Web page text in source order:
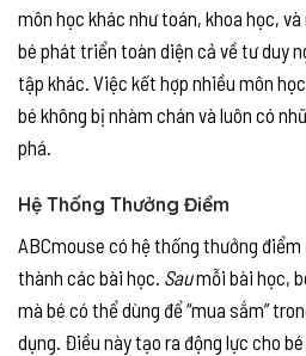
môn học khác như toán, khoa học,
bé phát triển toàn diện cả về tư duy
tập khác. Việc kết hợp nhiều môn
bé không bị nhàm chán và luôn có
phá.
Hệ Thống Thưởng Điểm
ABCmouse có hệ thống thưởng điểm
thành các bài học. Saumỗi bài học,
mà bé có thể dùng để “mua sắm”
dụng. Điều này tạo ra động lực cho